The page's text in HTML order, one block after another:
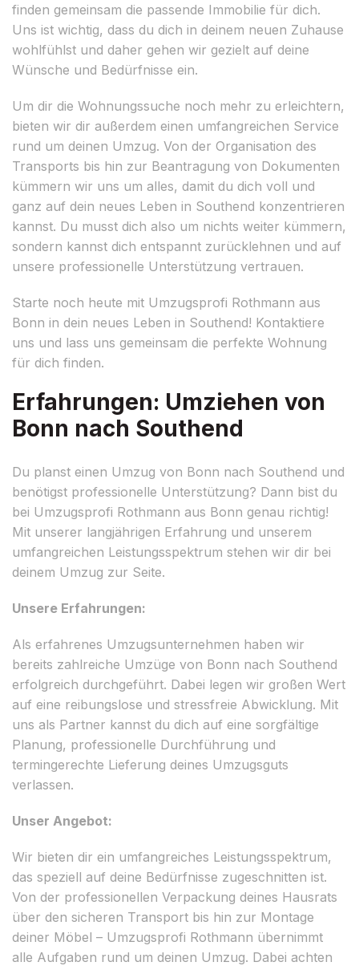
finden gemeinsam die passende Immobilie für dich.
Uns ist wichtig, dass du dich in deinem neuen Zuhause
wohlfühlst und daher gehen wir gezielt auf deine
Wünsche und Bedürfnisse ein.
Um dir die Wohnungssuche noch mehr zu erleichtern,
bieten wir dir außerdem einen umfangreichen Service
rund um deinen Umzug. Von der Organisation des
Transports bis hin zur Beantragung von Dokumenten
kümmern wir uns um alles, damit du dich voll und
ganz auf dein neues Leben in Southend konzentrieren
kannst. Du musst dich also um nichts weiter kümmern,
sondern kannst dich entspannt zurücklehnen und auf
unsere professionelle Unterstützung vertrauen.
Starte noch heute mit Umzugsprofi Rothmann aus
Bonn in dein neues Leben in Southend! Kontaktiere
uns und lass uns gemeinsam die perfekte Wohnung
für dich finden.
Erfahrungen: Umziehen von
Bonn nach Southend
Du planst einen Umzug von Bonn nach Southend und
benötigst professionelle Unterstützung? Dann bist du
bei Umzugsprofi Rothmann aus Bonn genau richtig!
Mit unserer langjährigen Erfahrung und unserem
umfangreichen Leistungsspektrum stehen wir dir bei
deinem Umzug zur Seite.
Unsere Erfahrungen:
Als erfahrenes Umzugsunternehmen haben wir
bereits zahlreiche Umzüge von Bonn nach Southend
erfolgreich durchgeführt. Dabei legen wir großen Wert
auf eine reibungslose und stressfreie Abwicklung. Mit
uns als Partner kannst du dich auf eine sorgfältige
Planung, professionelle Durchführung und
termingerechte Lieferung deines Umzugsguts
verlassen.
Unser Angebot:
Wir bieten dir ein umfangreiches Leistungsspektrum,
das speziell auf deine Bedürfnisse zugeschnitten ist.
Von der professionellen Verpackung deines Hausrats
über den sicheren Transport bis hin zur Montage
deiner Möbel – Umzugsprofi Rothmann übernimmt
alle Aufgaben rund um deinen Umzug. Dabei achten